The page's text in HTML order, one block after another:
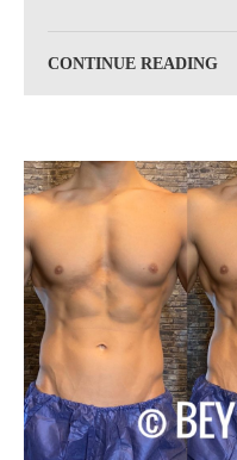
CONTINUE READING